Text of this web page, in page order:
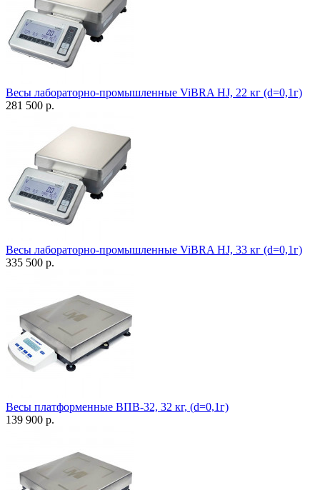
Весы лабораторно-промышленные ViBRA HJ, 22 кг (d=0,1г)
281 500 р.
Весы лабораторно-промышленные ViBRA HJ, 33 кг (d=0,1г)
335 500 р.
Весы платформенные ВПВ-32, 32 кг, (d=0,1г)
139 900 р.